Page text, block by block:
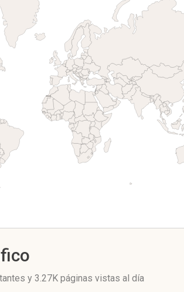
y 3.27K páginas vistas al día